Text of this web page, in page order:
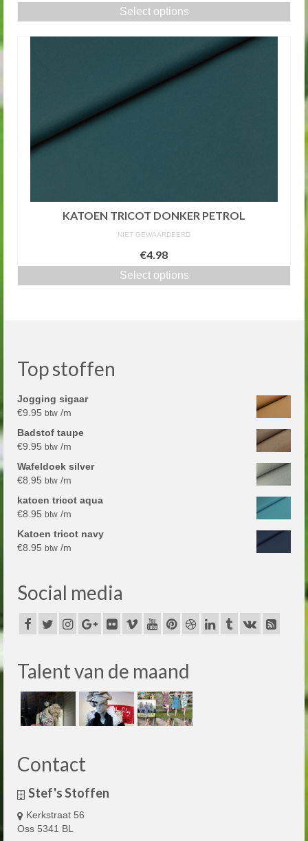
Select options
KATOEN TRICOT DONKER PETROL
NIET GEWAARDEERD
€4.98
Select options
Top stoffen
Jogging sigaar
€9.95 btw /m
Badstof taupe
€9.95 btw /m
Wafeldoek silver
€8.95 btw /m
katoen tricot aqua
€8.95 btw /m
Katoen tricot navy
€8.95 btw /m
Social media
Talent van de maand
Contact
Stef's Stoffen
Kerkstraat 56
Oss 5341 BL